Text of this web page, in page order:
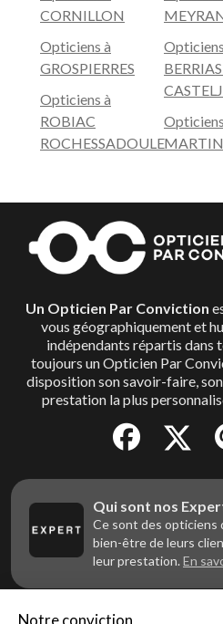
CORNILLON
Opticiens à
GROSPIERRES
Opticiens à
ROBIAC
ROCHESSADOULE
Un Opticien Par Conviction
vous géographiquement et
indépendants répartis dans
toujours un Opticien Par
disposition son savoir-faire,
prestation la plus
Qui sont nos
Ce sont des opticiens
bien-être de leurs
leur prestation. En
Notre conviction